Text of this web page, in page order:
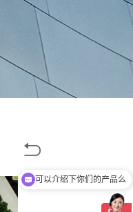

可以介绍下你们的产品么